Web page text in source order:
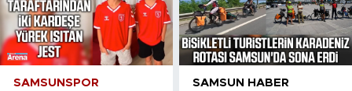
SAMSUNSPOR SAMSUN HABER